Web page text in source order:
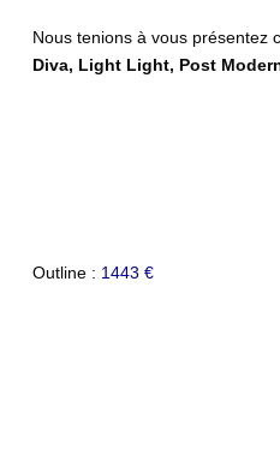
Nous tenions à vous présentez
Diva, Light Light, Post
Outline : 1443 €